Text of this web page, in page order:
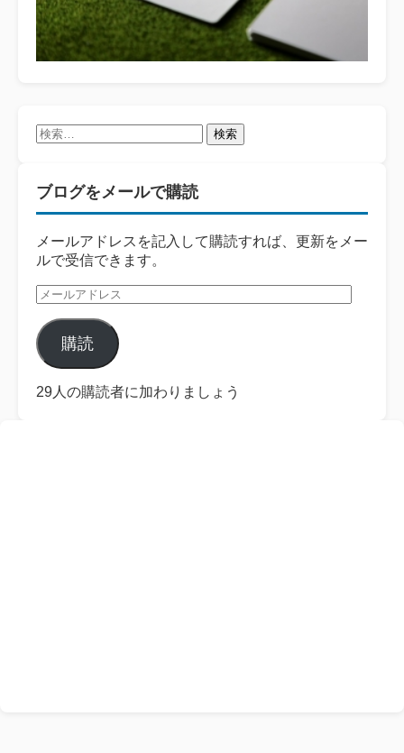
検
ブログをメールで購読
メールアドレスを記入して購読すれば、更新をメー
ルで受信できます。
メ
ル
ア
ド
レ
購読
29人の購読者に加わりましょう